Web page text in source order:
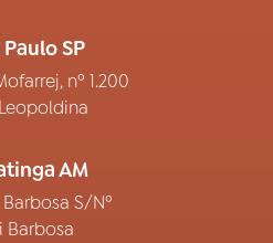
SP
nº 1.200
AM
Barbosa S/Nº
Barbosa